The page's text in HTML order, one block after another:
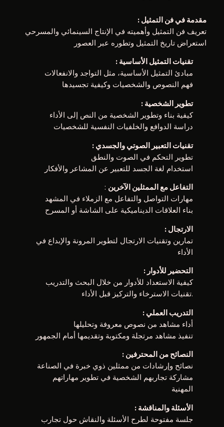
: مقدمة في فن التمثيل
تعريف فن التمثيل وأهميته في الإنتاج السينمائي والمسرحي
استعراض تاريخ التمثيل وتطوره عبر العصور
: تقنيات التمثيل الأساسية
مبادئ التمثيل الأساسية، مثل التواجد والانفعالات
فهم النصوص والشخصيات وكيفية تجسيدها
: تطوير الشخصية
كيفية بناء وتطوير الشخصية من النص إلى الأداء
دراسة الدوافع والخلفيات النفسية للشخصيات
: تقنيات التعبير الصوتي والجسدي
تطوير التحكم في الصوت والنطق
استخدام لغة الجسد للتعبير عن المشاعر والأفكار
: التفاعل مع الممثلين الآخرين
مهارات التواصل والتفاعل مع الزملاء في المشهد
بناء العلاقات الديناميكية على الشاشة أو المسرح
: الارتجال
تمارين وتقنيات الارتجال لتطوير المرونة والإبداع في
الأداء
: التحضير للأدوار
كيفية الاستعداد للأدوار من خلال البحث والتدريب
تقنيات الاسترخاء والتركيز قبل الأداء.
: التدريب العملي
أداء مشاهد من نصوص معروفة وتحليلها
تنفيذ مشاهد مرتجلة ومكتوبة وتقديمها أمام الجمهور
: النصائح من المحترفين
نصائح وإرشادات من ممثلين ذوي خبرة في الصناعة
مشاركة تجاربهم الشخصية في تطوير مهاراتهم
المهنية
: الأسئلة والمناقشة
جلسة مفتوحة لطرح الأسئلة والنقاش حول تجارب